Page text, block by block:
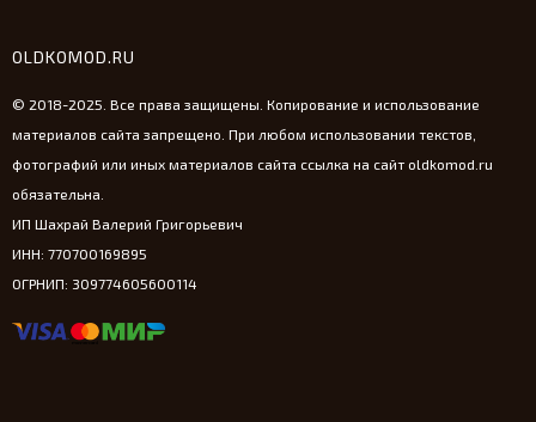
OLDKOMOD.RU
© 2018-2025. Все права защищены. Копирование и использование
материалов сайта запрещено. При любом использовании текстов,
фотографий или иных материалов сайта ссылка на сайт oldkomod.ru
обязательна.
ИП Шахрай Валерий Григорьевич
ИНН: 770700169895
ОГРНИП: 309774605600114